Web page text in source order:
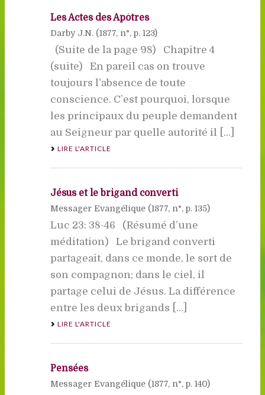
Les Actes des Apôtres
Darby J.N. (1877, n°, p. 123)
(Suite de la page 98) Chapitre 4
(suite) En pareil cas on trouve
toujours l’absence de toute
conscience. C’est pourquoi, lorsque
les principaux du peuple demandent
au Seigneur par quelle autorité il [...]
LIRE L'ARTICLE
Jésus et le brigand converti
Messager Evangélique (1877, n°, p. 135)
Luc 23: 38-46 (Résumé d’une
méditation) Le brigand converti
partageait, dans ce monde, le sort de
son compagnon; dans le ciel, il
partage celui de Jésus. La différence
entre les deux brigands [...]
LIRE L'ARTICLE
Pensées
Messager Evangélique (1877, n°, p. 140)